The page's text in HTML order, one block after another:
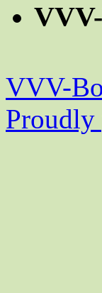
VVV-
Proudly